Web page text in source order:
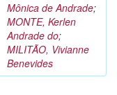
Mônica de Andrade;
MONTE, Kerlen
Andrade do;
MILITÃO, Vivianne
Benevides